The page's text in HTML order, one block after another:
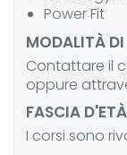
Power Fit
MODALITÀ
Contattare il
oppure
FASCIA D'ETÀ
I corsi sono